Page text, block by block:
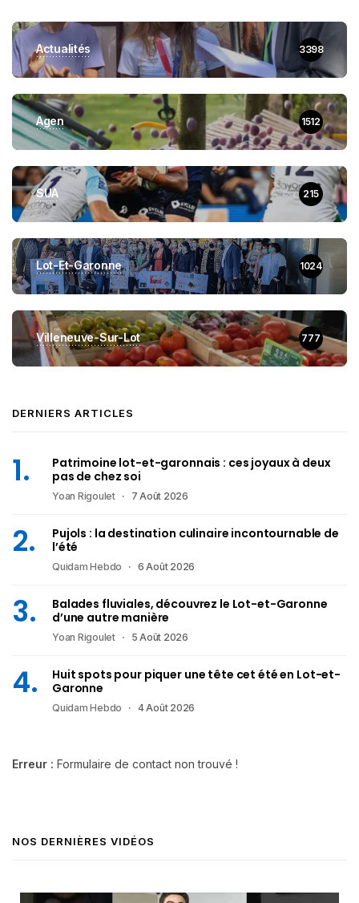
Actualités 3398
Agen 1512
SUA 215
Lot-Et-Garonne 1024
Villeneuve-Sur-Lot 777
DERNIERS ARTICLES
Patrimoine lot-et-garonnais : ces joyaux à deux
pas de chez soi
Yoan Rigoulet 7 Août 2026
Pujols : la destination culinaire incontournable de
l’été
Quidam Hebdo 6 Août 2026
Balades fluviales, découvrez le Lot-et-Garonne
d’une autre manière
Yoan Rigoulet 5 Août 2026
Huit spots pour piquer une tête cet été en Lot-et-
Garonne
Quidam Hebdo 4 Août 2026
Erreur : Formulaire de contact non trouvé !
NOS DERNIÈRES VIDÉOS